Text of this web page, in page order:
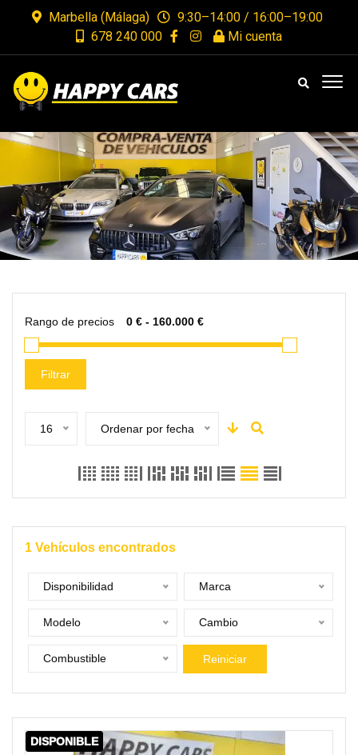
Marbella (Málaga)
9:30–14:00 / 16:00–19:00
678 240 000
Mi cuenta
Rango de precios
Filtrar
16 Ordenar por fecha
1 Vehículos encontrados
Disponibilidad Marca
Modelo Cambio
Combustible Reiniciar
DISPONIBLE